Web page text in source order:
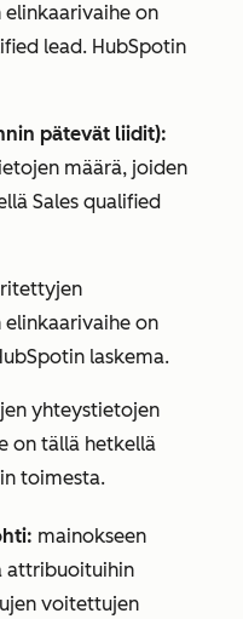
elinkaarivaihe on
lead. HubSpotin
pätevät liidit):
määrä, joiden
Sales qualified
elinkaarivaihe on
laskema.
yhteystietojen
on tällä hetkellä
toimesta.
mainokseen
attribuoituihin
voitettujen